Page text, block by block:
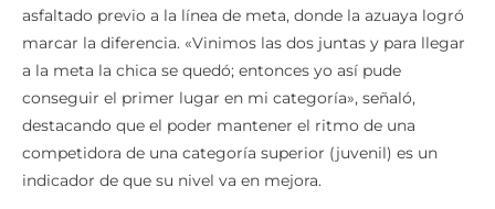
asfaltado previo a la línea de meta, donde la azuaya logró
marcar la diferencia. «Vinimos las dos juntas y para llegar
a la meta la chica se quedó; entonces yo así pude
conseguir el primer lugar en mi categoría», señaló,
destacando que el poder mantener el ritmo de una
competidora de una categoría superior (juvenil) es un
indicador de que su nivel va en mejora.